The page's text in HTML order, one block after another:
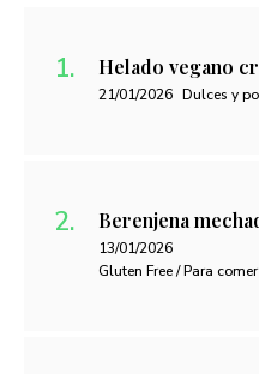
Helado vegano
21/01/2026 Dulces y
Berenjena
13/01/2026
Gluten Free / Para